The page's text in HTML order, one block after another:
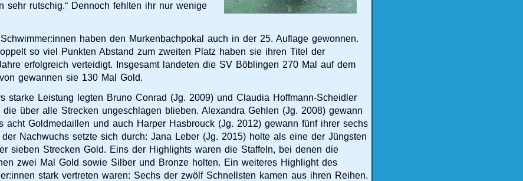
rutschig.“ Dennoch fehlten ihr nur wenige
haben den Murkenbachpokal auch in der 25. Auflage gewonnen.
so viel Punkten Abstand zum zweiten Platz haben sie ihren Titel der
erfolgreich verteidigt. Insgesamt landeten die SV Böblingen 270 Mal auf dem
gewannen sie 130 Mal Gold.
starke Leistung legten Bruno Conrad (Jg. 2009) und Claudia Hoffmann-Scheidler
die über alle Strecken ungeschlagen blieben. Alexandra Gehlen (Jg. 2008) gewann
acht Goldmedaillen und auch Harper Hasbrouck (Jg. 2012) gewann fünf ihrer sechs
der Nachwuchs setzte sich durch: Jana Leber (Jg. 2015) holte als eine der Jüngsten
sieben Strecken Gold. Eins der Highlights waren die Staffeln, bei denen die
zwei Mal Gold sowie Silber und Bronze holten. Ein weiteres Highlight des
stark vertreten waren: Sechs der zwölf Schnellsten kamen aus ihren Reihen.